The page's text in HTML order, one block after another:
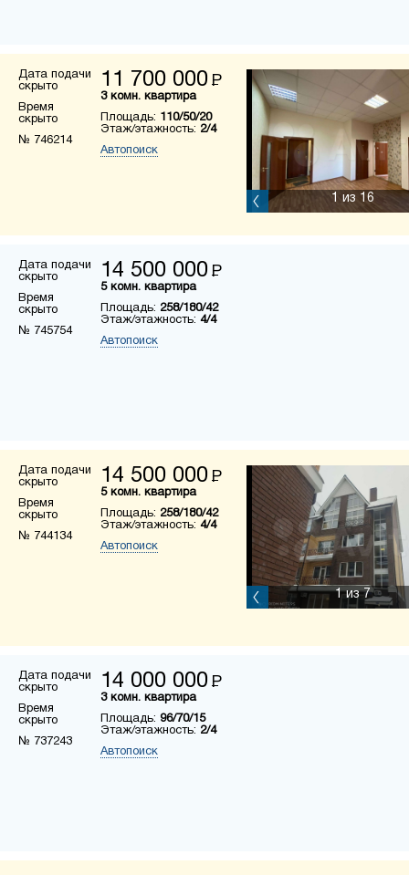
Дата подачи
скрыто
Время
скрыто
№ 746214
11 700 000 Р
3 комн. квартира
Площадь: 110/50/20
Этаж/этажность: 2/4
Автопоиск
1 из 16
Дата подачи
скрыто
Время
скрыто
№ 745754
14 500 000 Р
5 комн. квартира
Площадь: 258/180/42
Этаж/этажность: 4/4
Автопоиск
Дата подачи
скрыто
Время
скрыто
№ 744134
14 500 000 Р
5 комн. квартира
Площадь: 258/180/42
Этаж/этажность: 4/4
Автопоиск
1из 7
Дата подачи
скрыто
Время
скрыто
№ 737243
14 000 000 Р
3 комн. квартира
Площадь: 96/70/15
Этаж/этажность: 2/4
Автопоиск